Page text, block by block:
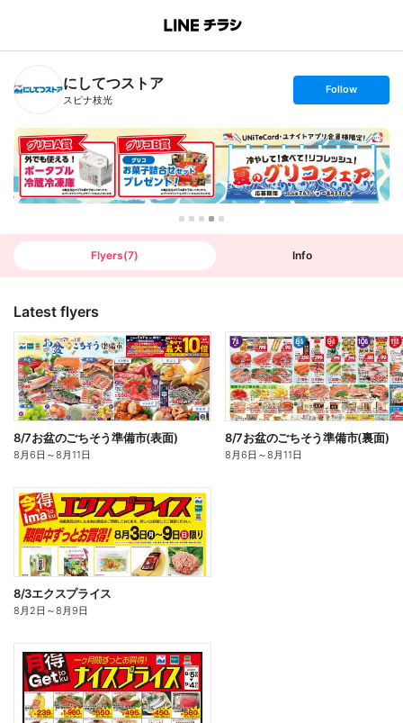
B
n
c
h
T
にしてつストア
スピナ枝光
s
t
o
l
l
o
w
Follow
Flyers(7) Info
Latest flyers
8/7お盆のごちそう準備市(表面)
8月6日 ～8月11日
8/7お盆のごちそう準備市(裏面)
8月6日 ～8月11日
8/3エクスプライス
8月2日 ～8月9日